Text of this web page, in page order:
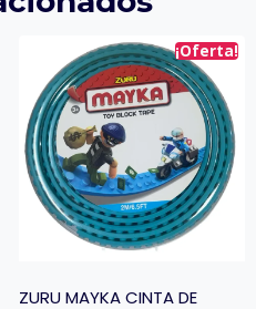
¡Oferta!
ZURU MAYKA CINTA DE